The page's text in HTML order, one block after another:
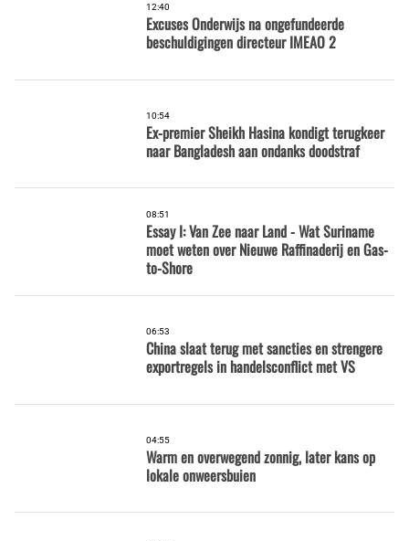
12:40
Excuses Onderwijs na ongefundeerde
beschuldigingen directeur IMEAO 2
10:54
Ex-premier Sheikh Hasina kondigt terugkeer
naar Bangladesh aan ondanks doodstraf
08:51
Essay I: Van Zee naar Land - Wat Suriname
moet weten over Nieuwe Raffinaderij en Gas-
to-Shore
06:53
China slaat terug met sancties en strengere
exportregels in handelsconflict met VS
04:55
Warm en overwegend zonnig, later kans op
lokale onweersbuien